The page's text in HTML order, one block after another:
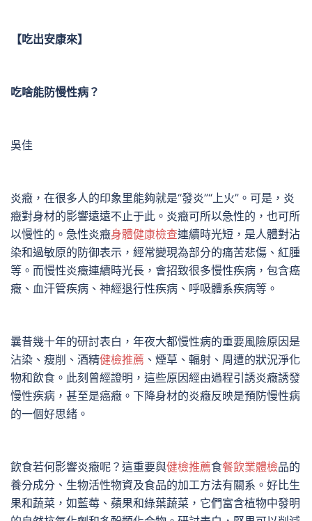
【吃出安康來】
吃啥能防慢性病？
吳佳
炎癥，在很多人的印象里能夠就是“發炎”“上火”。可是，炎
癥對身材的影響遠遠不止于此。炎癥可所以急性的，也可所
以慢性的。急性炎癥身體健康檢查連續時光短，是人體對沾
染和過敏原的防御表示，經常變現為部分的痛苦悲傷、紅腫
等。而慢性炎癥連續時光長，會招致很多慢性疾病，包含癌
癥、血汗管疾病、神經退行性疾病、呼吸體系疾病等。
曩昔幾十年的研討表白，年夜大都慢性病的重要風險原因是
沾染、瘦削、酒精健檢推薦 、煙草、輻射、周遭的狀況淨化
物和飲食。此刻曾經證明，這些原因經由過程引誘炎癥誘發
慢性疾病，甚至是癌癥。下降身材的炎癥反映是預防慢性病
的一個好思緒。
飲食若何影響炎癥呢？這重要與健檢推薦食餐飲業體檢品的
養分成分、生物活性物資及食品的加工方法有關系。好比生
果和蔬菜，如藍莓、蘋果和綠葉蔬菜，它們富含植物中發明